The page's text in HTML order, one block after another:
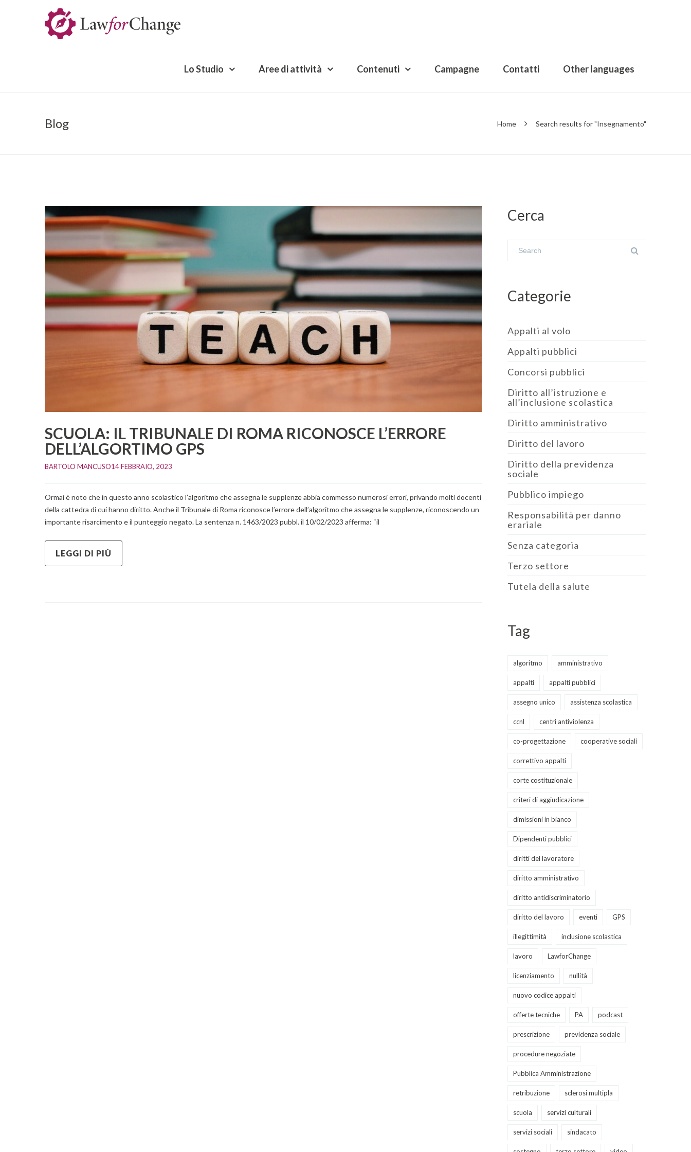
Lo Studio Aree di attività Contenuti Campagne Contatti Other languages
Blog Home Search results for "Insegnamento"
SCUOLA: IL TRIBUNALE DI ROMA RICONOSCE L’ERRORE
DELL’ALGORTIMO GPS
BARTOLO MANCUSO14 FEBBRAIO, 2023
Ormai è noto che in questo anno scolastico l’algoritmo che assegna le supplenze abbia commesso numerosi errori, privando molti docenti
della cattedra di cui hanno diritto. Anche il Tribunale di Roma riconosce l’errore dell’algoritmo che assegna le supplenze, riconoscendo un
importante risarcimento e il punteggio negato. La sentenza n. 1463/2023 pubbl. il 10/02/2023 afferma: “il
LEGGI DI PIÙ
Cerca
Categorie
Appalti al volo
Appalti pubblici
Concorsi pubblici
Diritto all’istruzione e
all’inclusione scolastica
Diritto amministrativo
Diritto del lavoro
Diritto della previdenza
sociale
Pubblico impiego
Responsabilità per danno
erariale
Senza categoria
Terzo settore
Tutela della salute
Tag
algoritmo amministrativo
appalti appalti pubblici
assegno unico assistenza scolastica
ccnl centri antiviolenza
co-progettazione cooperative sociali
correttivo appalti
corte costituzionale
criteri di aggiudicazione
dimissioni in bianco
Dipendenti pubblici
diritti del lavoratore
diritto amministrativo
diritto antidiscriminatorio
diritto del lavoro eventi GPS
illegittimità inclusione scolastica
lavoro LawforChange
licenziamento nullità
nuovo codice appalti
offerte tecniche PA podcast
prescrizione previdenza sociale
procedure negoziate
Pubblica Amministrazione
retribuzione sclerosi multipla
scuola servizi culturali
servizi sociali sindacato